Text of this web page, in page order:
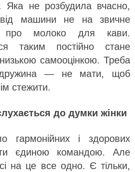
Яка не розбудила вчасно,
машини не на звичне
про молоко для кави.
таким постійно стане
низькою самооцінкою. Треба
дружина — не мати, щоб
стежити.
до думки жінки
гармонійних і здорових
єдиною командою. Але
на це все одно. Є тільки,